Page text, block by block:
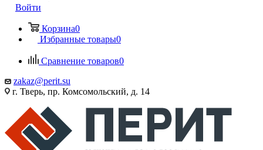
Войти
Корзина0
Избранные товары0
Сравнение товаров0
zakaz@perit.su
г. Тверь, пр. Комсомольский, д. 14